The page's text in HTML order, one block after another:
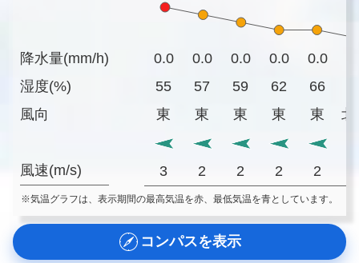
降水量(mm/h)
湿度(%)
風向
風速(m/s)
0.0 0.0 0.0 0.0 0.0
55
57 59 62 66
東
東 東 東 東 北
3 2 2 2 2
※気温グラフは、表示期間の最高気温を赤、最低気温を青としています。
コンパスを表示